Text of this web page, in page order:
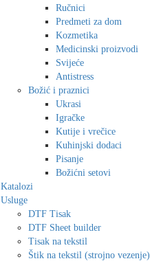
Ručnici
Predmeti za dom
Kozmetika
Medicinski proizvodi
Svijeće
Antistress
Božić i praznici
Ukrasi
Igračke
Kutije i vrečice
Kuhinjski dodaci
Pisanje
Božićni setovi
Katalozi
Usluge
DTF Tisak
DTF Sheet builder
Tisak na tekstil
Štik na tekstil (strojno vezenje)